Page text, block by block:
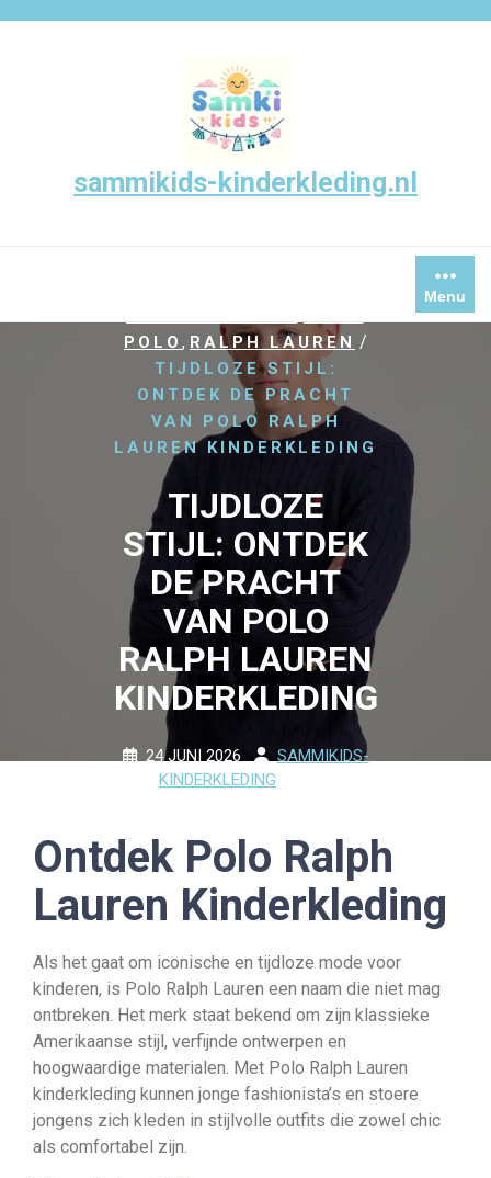
sammikids-kinderkleding.nl
Menu
POLO , RALPH LAUREN /
TIJDLOZE STIJL:
ONTDEK DE PRACHT
VAN POLO RALPH
LAUREN KINDERKLEDING
TIJDLOZE
STIJL: ONTDEK
DE PRACHT
VAN POLO
RALPH LAUREN
KINDERKLEDING
24 JUNI 2026
SAMMIKIDS-
KINDERKLEDING
Ontdek Polo Ralph
Lauren Kinderkleding
Als het gaat om iconische en tijdloze mode voor
kinderen, is Polo Ralph Lauren een naam die niet mag
ontbreken. Het merk staat bekend om zijn klassieke
Amerikaanse stijl, verfijnde ontwerpen en
hoogwaardige materialen. Met Polo Ralph Lauren
kinderkleding kunnen jonge fashionista’s en stoere
jongens zich kleden in stijlvolle outfits die zowel chic
als comfortabel zijn.